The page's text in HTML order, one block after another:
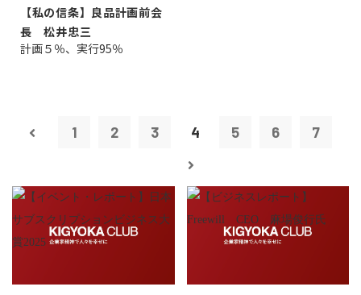
【私の信条】良品計画前会
長 松井忠三
計画５％、実行95％
1 2 3 4 5 6 7